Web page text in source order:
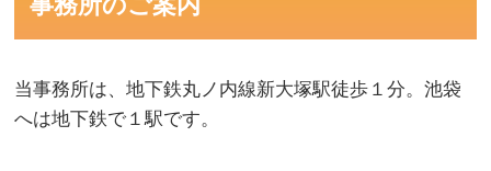
当事務所は、地下鉄丸ノ内線新大塚駅徒歩１分。池袋
へは地下鉄で１駅です。